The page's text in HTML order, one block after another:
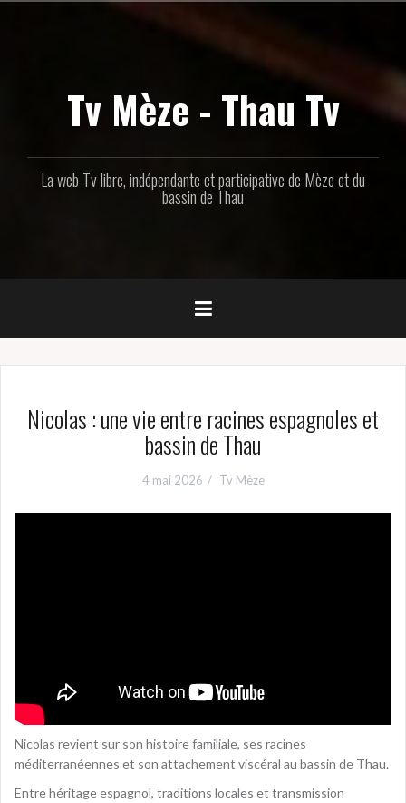
Tv Mèze - Thau Tv
La web Tv libre, indépendante et participative de Mèze et du
bassin de Thau
Nicolas : une vie entre racines espagnoles et
bassin de Thau
4 mai 2026 Tv Mèze
Nicolas revient sur son histoire familiale, ses racines
méditerranéennes et son attachement viscéral au bassin de Thau.
Entre héritage espagnol, traditions locales et transmission